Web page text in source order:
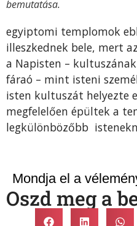
bemutatása.
egyiptomi templomok
illeszkednek bele, mert
a Napisten –
fáraó – mint isteni
isten kultuszát helyezte
megfelelően épültek a
legkülönbözőbb
Mondja el a
Oszd meg a